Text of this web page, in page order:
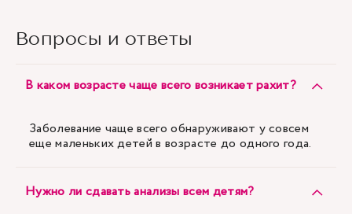
Вопросы и ответы
В каком возрасте чаще всего возникает рахит?
Заболевание чаще всего обнаруживают у совсем
еще маленьких детей в возрасте до одного года.
Нужно ли сдавать анализы всем детям?